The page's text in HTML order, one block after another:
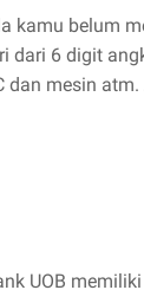
kamu belum
dari 6 digit
dan mesin atm.
UOB